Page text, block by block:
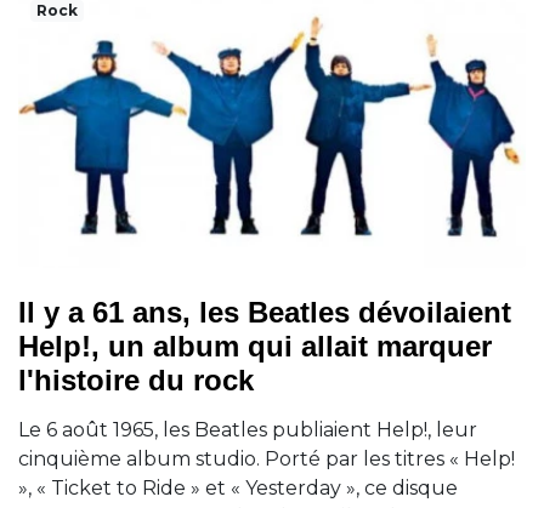
Rock
Il y a 61 ans, les Beatles dévoilaient
Help!, un album qui allait marquer
l'histoire du rock
Le 6 août 1965, les Beatles publiaient Help!, leur
cinquième album studio. Porté par les titres « Help!
», « Ticket to Ride » et « Yesterday », ce disque